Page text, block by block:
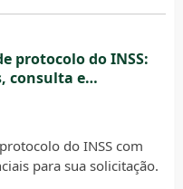
protocolo do INSS:
consulta e
do INSS com
para sua solicitação.